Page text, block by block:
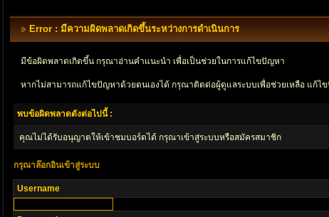
Error : มีความผิดพลาดเกิดขึ้นระหว่างการดำเนินการ
มีข้อผิดพลาดเกิดขึ้น กรุณาอ่านคำแนะนำ เพื่อเป็นช่วยในการแก้ไขปัญหา
หากไม่สามารถแก้ไขปัญหาด้วยตนเองได้ กรุณาติตด่อผู้ดูแลระบบเพื่อช่วยเหลือ แก้ไ
พบข้อผิดพลาดดังต่อไปนี้ :
คุณไม่ได้รับอนุญาตให้เข้าชมบอร์ดได้ กรุณาเข้าสู่ระบบหรือสมัครสมาชิก
กรุณาล๊อกอินเข้าสู่ระบบ
Username